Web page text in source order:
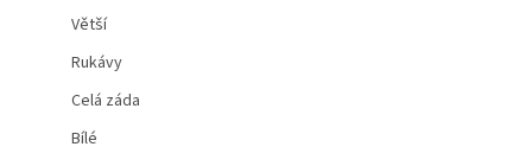
Větší
Rukávy
Celá záda
Bílé